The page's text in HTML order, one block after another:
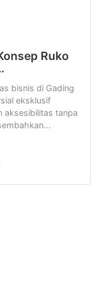
Ruko
bisnis di Gading
eksklusif
aksesibilitas tanpa